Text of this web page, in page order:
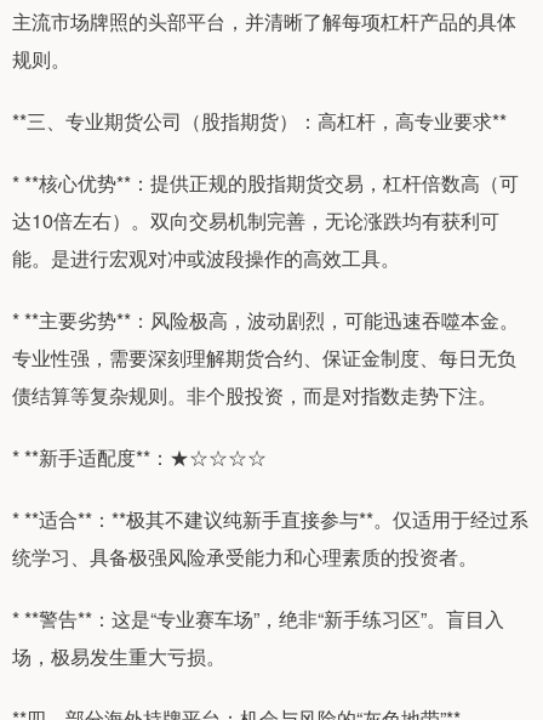
主流市场牌照的头部平台，并清晰了解每项杠杆产品的具体
规则。
**三、专业期货公司（股指期货）：高杠杆，高专业要求**
* **核心优势**：提供正规的股指期货交易，杠杆倍数高（可
达10倍左右）。双向交易机制完善，无论涨跌均有获利可
能。是进行宏观对冲或波段操作的高效工具。
* **主要劣势**：风险极高，波动剧烈，可能迅速吞噬本金。
专业性强，需要深刻理解期货合约、保证金制度、每日无负
债结算等复杂规则。非个股投资，而是对指数走势下注。
* **新手适配度**：★☆☆☆☆
* **适合**：**极其不建议纯新手直接参与**。仅适用于经过系
统学习、具备极强风险承受能力和心理素质的投资者。
* **警告**：这是“专业赛车场”，绝非“新手练习区”。盲目入
场，极易发生重大亏损。